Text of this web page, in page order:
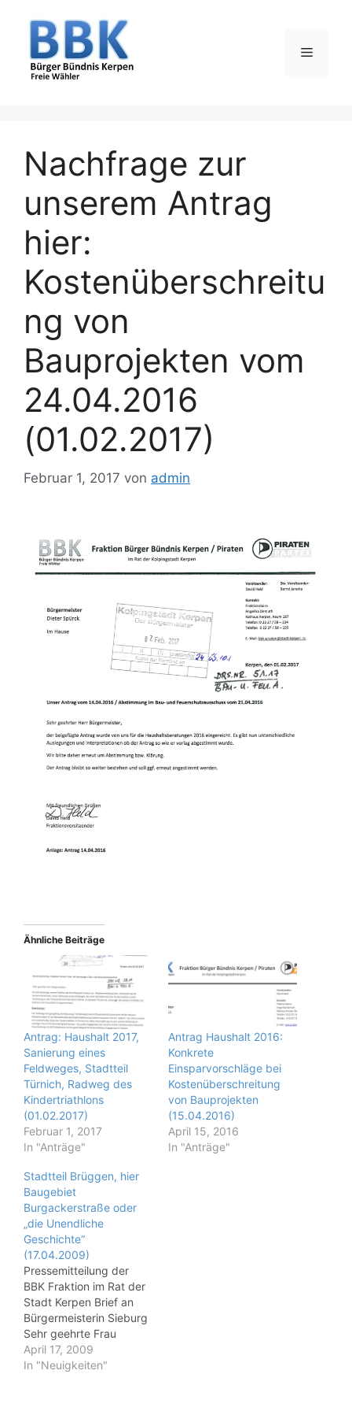
springen
Menü
Nachfrage zur
unserem Antrag
hier:
Kostenüberschreitu
ng von
Bauprojekten vom
24.04.2016
(01.02.2017)
Februar 1, 2017 von admin
Ähnliche Beiträge
Antrag: Haushalt 2017,
Sanierung eines
Feldweges, Stadtteil
Türnich, Radweg des
Kindertriathlons
(01.02.2017)
Februar 1, 2017
In "Anträge"
Antrag Haushalt 2016:
Konkrete
Einsparvorschläge bei
Kostenüberschreitung
von Bauprojekten
(15.04.2016)
April 15, 2016
In "Anträge"
Stadtteil Brüggen, hier
Baugebiet
Burgackerstraße oder
„die Unendliche
Geschichte“
(17.04.2009)
Pressemitteilung der
BBK Fraktion im Rat der
Stadt Kerpen Brief an
Bürgermeisterin Sieburg
Sehr geehrte Frau
Bürgermeisterin,wie
Ihnen bekannt ist, läuft
April 17, 2009
In "Neuigkeiten"